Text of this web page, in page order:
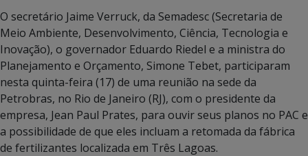
O secretário Jaime Verruck, da Semadesc (Secretaria de
Meio Ambiente, Desenvolvimento, Ciência, Tecnologia e
Inovação), o governador Eduardo Riedel e a ministra do
Planejamento e Orçamento, Simone Tebet, participaram
nesta quinta-feira (17) de uma reunião na sede da
Petrobras, no Rio de Janeiro (RJ), com o presidente da
empresa, Jean Paul Prates, para ouvir seus planos no PAC e
a possibilidade de que eles incluam a retomada da fábrica
de fertilizantes localizada em Três Lagoas.